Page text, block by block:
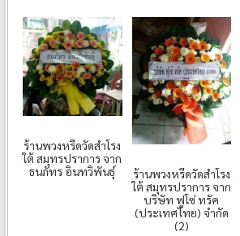
ร้านพวงหรีดวัดสำโรง
ใต้ สมุทรปราการ จาก
ธนภัทร อินทวิพันธุ์
ร้านพวงหรีดวัดสำโรง
ใต้ สมุทรปราการ จาก
บริษัท ฟูโซ่ ทรัค
(ประเทศไทย) จำกัด
(2)